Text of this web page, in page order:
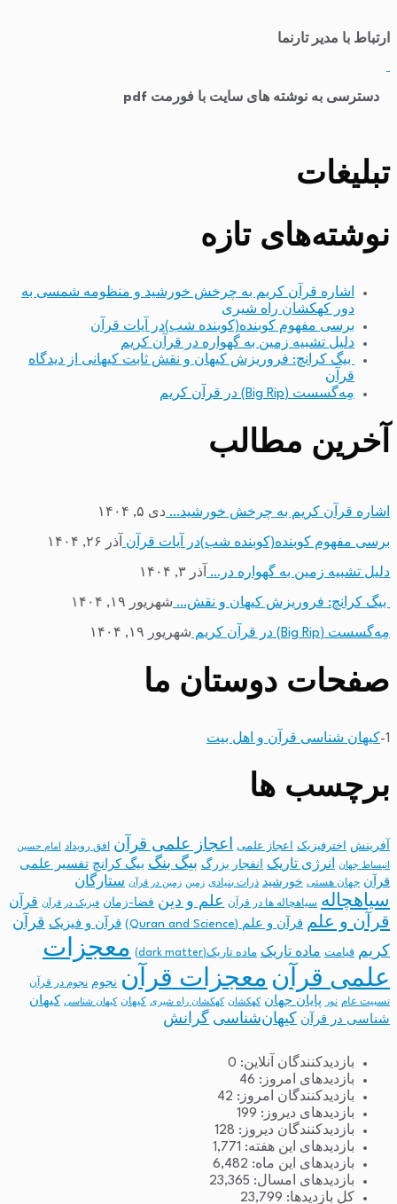
ارتباط با مدیر تارنما
دسترسی به نوشته های سایت با فورمت pdf
تبلیغات
نوشته‌های تازه
اشاره قرآن کریم به چرخش خورشید و منظومه شمسی به
دور کهکشان راه شیری
برسی مفهوم کوبنده(کوبنده شب)در آیات قرآن
دلیل تشبیه زمین به گهواره در قرآن کریم
بیگ کرانچ: فروریزش کیهان و نقش ثابت کیهانی از دیدگاه
قرآن
مِه‌گسست (Big Rip) در قرآن کریم
آخرین مطالب
اشاره قرآن کریم به چرخش خورشید… دی ۵, ۱۴۰۴
برسی مفهوم کوبنده(کوبنده شب)در آیات قرآن آذر ۲۶, ۱۴۰۴
دلیل تشبیه زمین به گهواره در… آذر ۳, ۱۴۰۴
بیگ کرانچ: فروریزش کیهان و نقش… شهریور ۱۹, ۱۴۰۴
مِه‌گسست (Big Rip) در قرآن کریم شهریور ۱۹, ۱۴۰۴
صفحات دوستان ما
1- کیهان شناسی قرآن و اهل بیت
برچسب ها
آفرینش اخترفیزیک اعجاز علمی اعجاز علمی قرآن افق رویداد امام حسین
انبساط جهان انرژی تاریک انفجار بزرگ بیگ بنگ بیگ کرانچ تفسیر علمی
قرآن جهان هستی خورشید ذرات بنیادی زمین زمین در قرآن ستارگان
سیاهچاله سیاهچاله ها در قرآن علم و دین فضا-زمان فیزیک در قرآن قرآن
قرآن و علم قرآن و علم (Quran and Science) قرآن و فیزیک قرآن
کریم قیامت ماده تاریک ماده تاریک(dark matter)
معجزات
علمی قرآن معجزات قرآن نجوم نجوم در قرآن
نسبیت عام نور پایان جهان کهکشان کهکشان راه شیری کیهان کیهان شناسی
کیهان
شناسی در قرآن
کیهان‌شناسی گرانش
بازدیدکنندگان آنلاین: 0
بازدیدهای امروز: 46
بازدیدکنندگان امروز: 42
بازدیدهای دیروز: 199
بازدیدکنندگان دیروز: 128
بازدیدهای این هفته: 1,771
بازدیدهای این ماه: 6,482
بازدیدهای امسال: 23,365
کل بازدیدها: 23,799